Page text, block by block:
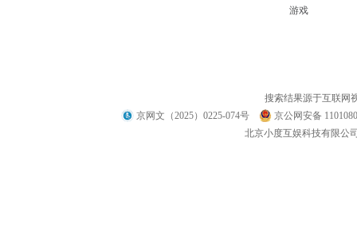
游戏
搜索结果源于互联网
京网文（2025）0225-074号
京公网安备
北京小度互娱科技有限公